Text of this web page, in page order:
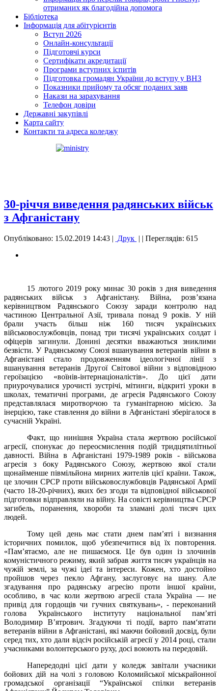
отриманих як благодійна допомога
Бібліотека
Інформація для абітурієнтів
Вступ 2026
Онлайн-консультації
Підготовчі курси
Сертифікати акредитації
Програми вступних іспитів
Підготовка громадян України до вступу у ВНЗ
Показники прийому та обсяг поданих заяв
Накази на зарахування
Телефон довіри
Державні закупівлі
Карта сайту
Контакти та адреса коледжу
30-річчя виведення радянських військ
з Афганістану
Опубліковано: 15.02.2019 14:43 | Друк | | Переглядів: 615
15 лютого 2019 року минає 30 років з дня виведення
радянських військ з Афганістану. Війна, розв’язана
керівництвом Радянського Союзу заради контролю над
частиною Центральної Азії, тривала понад 9 років. У ній
брали участь більш ніж 160 тисяч українських
військовослужбовців, понад три тисячі українських солдат і
офіцерів загинули. Донині десятки вважаються зниклими
безвісти. У Радянському Союзі вшанування ветеранів війни в
Афганістані стало продовженням ідеологічної лінії з
вшанування ветеранів Другої Світової війни з відповідною
героїзацією «воїнів-інтернаціоналістів». До цієї дати
приурочувалися урочисті зустрічі, мітинги, відкриті уроки в
школах, тематичні програми, де агресія Радянського Союзу
представлялася миротворчою та гуманітарною місією. За
інерцією, таке ставлення до війни в Афганістані зберігалося в
сучасній Україні.
Факт, що нинішня Україна стала жертвою російської
агресії, спонукає до переосмислення подій тридцятилітньої
давності. Війна в Афганістані 1979-1989 років - військова
агресія з боку Радянського Союзу, жертвою якої стали
щонайменше півмільйона мирних жителів цієї країни. Також,
це злочин СРСР проти військовослужбовців Радянської Армії
(часто 18-20-річних), яких без згоди та відповідної військової
підготовки відправляли на війну. На совісті керівництва СРСР
загибель, поранення, хвороби та зламані долі тисяч цих
людей.
Тому цей день має стати днем пам’яті і визнання
історичних помилок, щоб убезпечитися від їх повторення.
«Пам’ятаємо, але не пишаємося. Це був один із злочинів
комуністичного режиму, який забрав життя тисяч українців на
чужій землі, за чужі ідеї та інтереси. Кожен, хто достойно
пройшов через пекло Афгану, заслуговує на шану. Але
згадування про радянську агресію проти іншої країни,
особливо, в час коли жертвою агресії стала Україна — не
привід для гордощів чи гучних святкувань», - переконаний
голова Українського інституту національної пам’яті
Володимир В’ятрович. Згадуючи ті події, варто пам‘ятати
ветеранів війни в Афганістані, які маючи бойовий досвід, були
серед тих, хто дали відсіч російській агресії у 2014 році, стали
учасниками волонтерського руху, досі воюють на передовій.
Напередодні цієї дати у коледж завітали учасники
бойових дій на чолі з головою Коломийської міськрайонної
громадської організації “Української спілки ветеранів